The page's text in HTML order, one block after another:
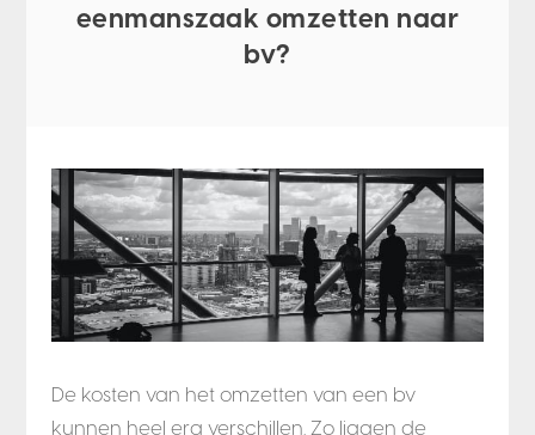
eenmanszaak omzetten naar
bv?
De kosten van het omzetten van een bv
kunnen heel erg verschillen. Zo liggen de